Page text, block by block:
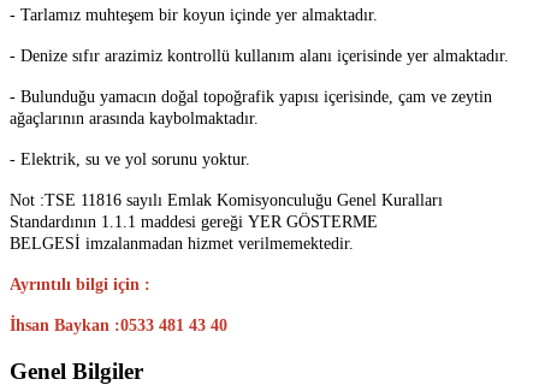
- Tarlamız muhteşem bir koyun içinde yer almaktadır.
- Denize sıfır arazimiz kontrollü kullanım alanı içerisinde yer almaktadır.
- Bulunduğu yamacın doğal topoğrafik yapısı içerisinde, çam ve zeytin
ağaçlarının arasında kaybolmaktadır.
- Elektrik, su ve yol sorunu yoktur.
Not :TSE 11816 sayılı Emlak Komisyonculuğu Genel Kuralları
Standardının 1.1.1 maddesi gereği YER GÖSTERME
BELGESİ imzalanmadan hizmet verilmemektedir.
Ayrıntılı bilgi için :
İhsan Baykan :0533 481 43 40
Genel Bilgiler